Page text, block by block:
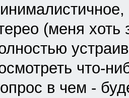
(меня хоть
что-
в чем -